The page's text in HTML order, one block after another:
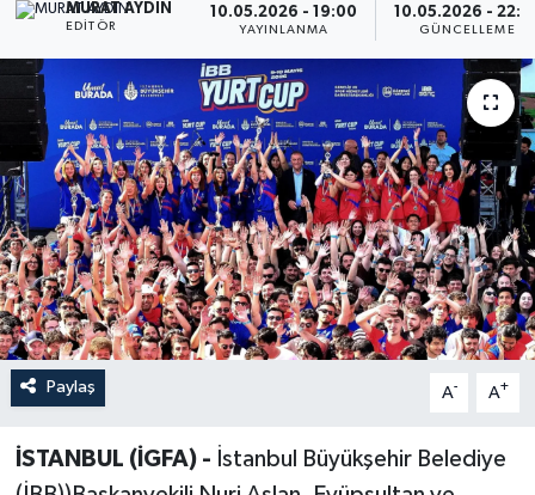
MURAT AYDIN
EDITÖR
10.05.2026 - 19:00
YAYINLANMA
10.05.2026 -
GÜNCELLEME
Paylaş A- A+
İSTANBUL (İGFA) - İstanbul Büyükşehir Belediye